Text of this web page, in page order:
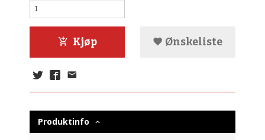
Kjøp Ønskeliste
Produktinfo